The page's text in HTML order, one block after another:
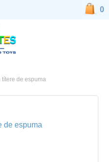
títere de espuma
de espuma
0